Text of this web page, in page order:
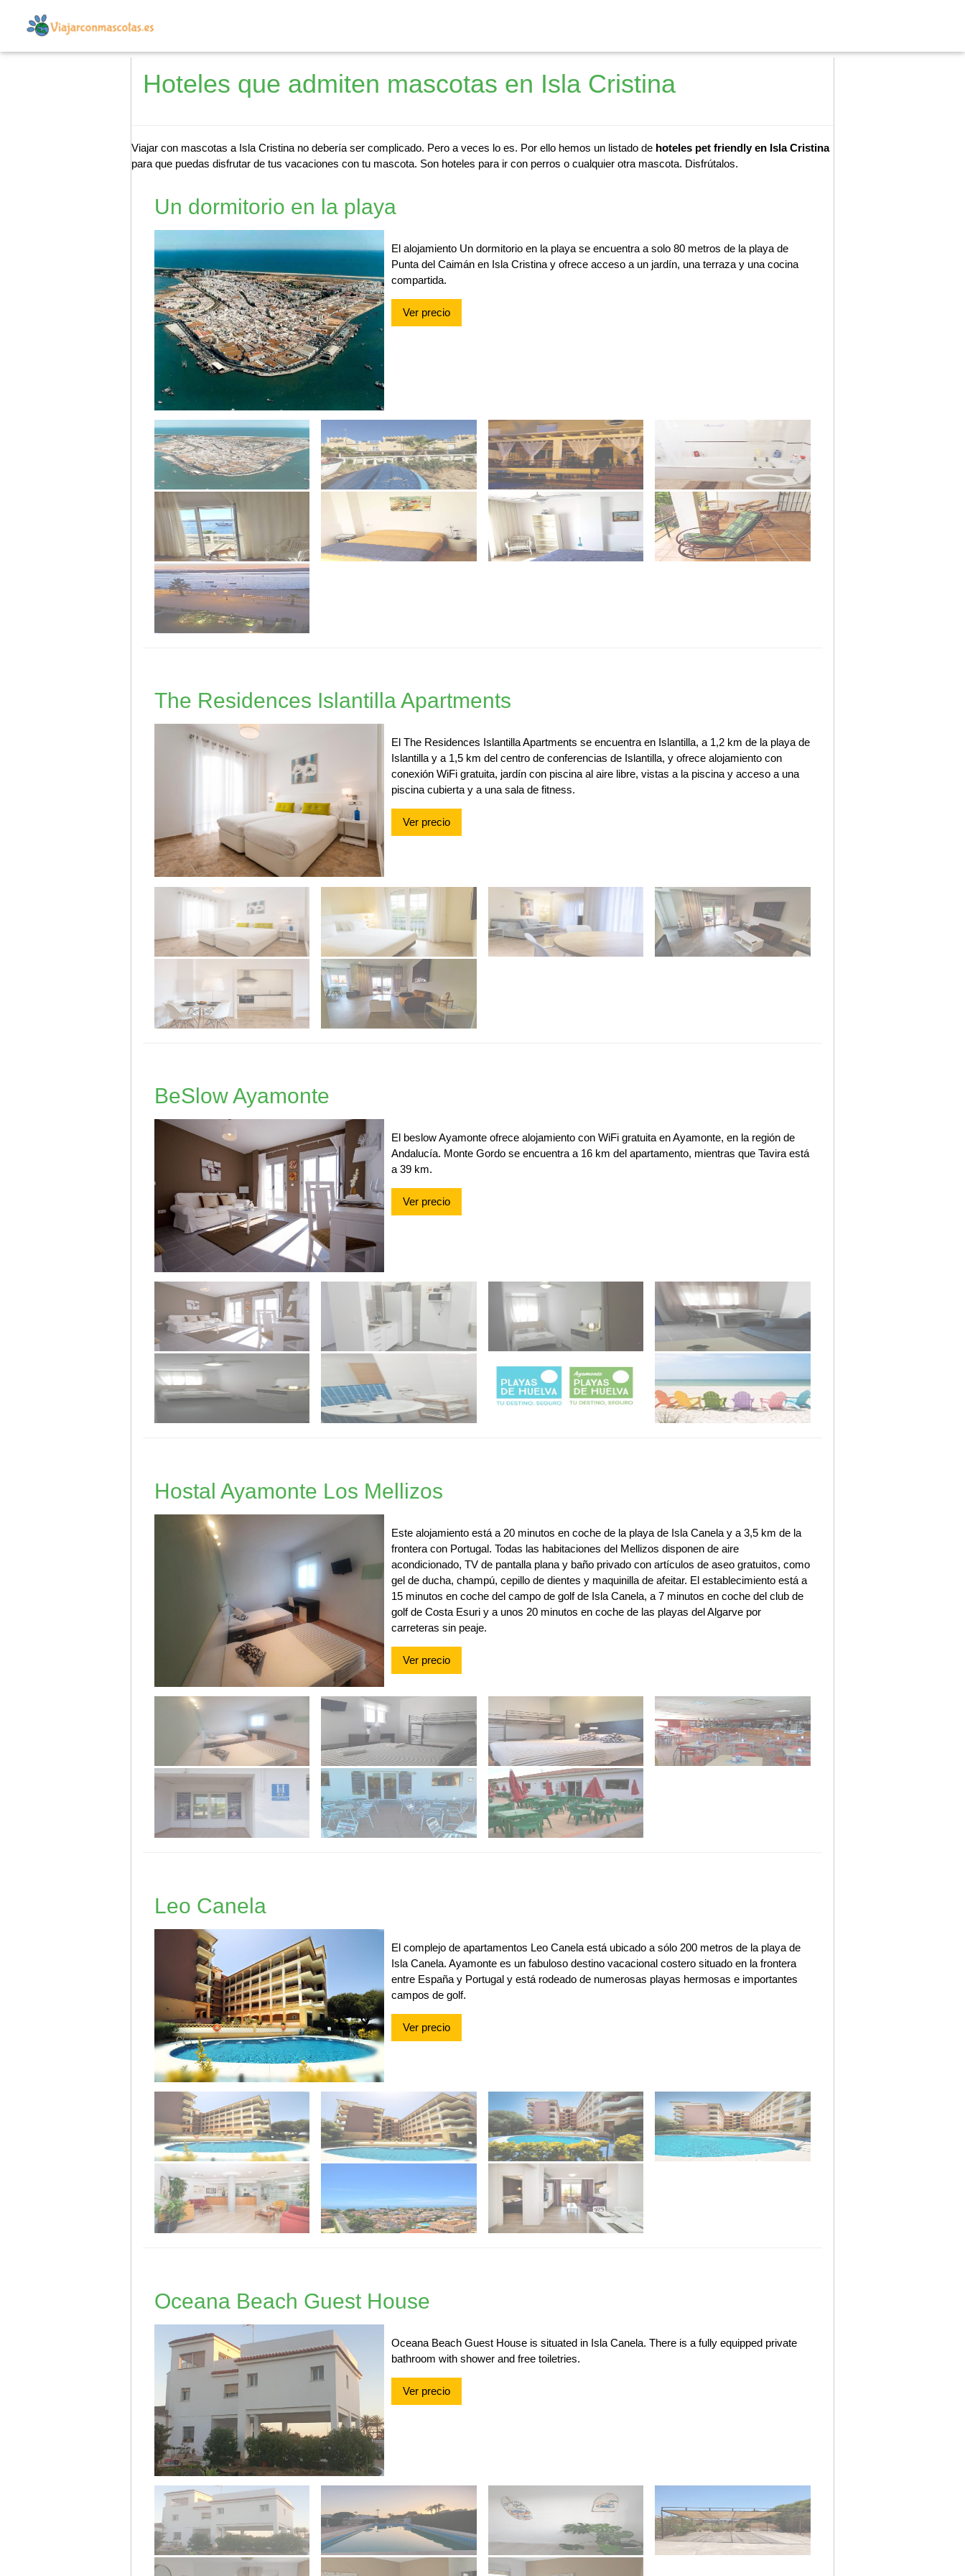
Hoteles que admiten mascotas en Isla Cristina
Viajar con mascotas a Isla Cristina no debería ser complicado. Pero a veces lo es. Por ello hemos un listado de hoteles pet friendly en Isla Cristina
para que puedas disfrutar de tus vacaciones con tu mascota. Son hoteles para ir con perros o cualquier otra mascota. Disfrútalos.
Un dormitorio en la playa
El alojamiento Un dormitorio en la playa se encuentra a solo 80 metros de la playa de
Punta del Caimán en Isla Cristina y ofrece acceso a un jardín, una terraza y una cocina
compartida.
Ver precio
The Residences Islantilla Apartments
El The Residences Islantilla Apartments se encuentra en Islantilla, a 1,2 km de la playa de
Islantilla y a 1,5 km del centro de conferencias de Islantilla, y ofrece alojamiento con
conexión WiFi gratuita, jardín con piscina al aire libre, vistas a la piscina y acceso a una
piscina cubierta y a una sala de fitness.
Ver precio
BeSlow Ayamonte
El beslow Ayamonte ofrece alojamiento con WiFi gratuita en Ayamonte, en la región de
Andalucía. Monte Gordo se encuentra a 16 km del apartamento, mientras que Tavira está
a 39 km.
Ver precio
Hostal Ayamonte Los Mellizos
Este alojamiento está a 20 minutos en coche de la playa de Isla Canela y a 3,5 km de la
frontera con Portugal. Todas las habitaciones del Mellizos disponen de aire
acondicionado, TV de pantalla plana y baño privado con artículos de aseo gratuitos, como
gel de ducha, champú, cepillo de dientes y maquinilla de afeitar. El establecimiento está a
15 minutos en coche del campo de golf de Isla Canela, a 7 minutos en coche del club de
golf de Costa Esuri y a unos 20 minutos en coche de las playas del Algarve por
carreteras sin peaje.
Ver precio
Leo Canela
El complejo de apartamentos Leo Canela está ubicado a sólo 200 metros de la playa de
Isla Canela. Ayamonte es un fabuloso destino vacacional costero situado en la frontera
entre España y Portugal y está rodeado de numerosas playas hermosas e importantes
campos de golf.
Ver precio
Oceana Beach Guest House
Oceana Beach Guest House is situated in Isla Canela. There is a fully equipped private
bathroom with shower and free toiletries.
Ver precio